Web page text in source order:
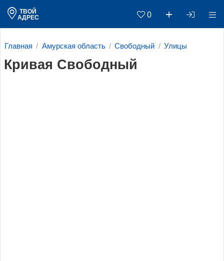
ТВОЙ
АДРЕС
0
Главная Амурская область Свободный Улицы
Кривая Свободный